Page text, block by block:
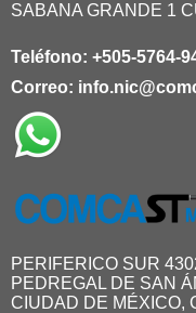
SABANA GRANDE 1
Teléfono: +505-5764-
Correo:
PERIFERICO SUR
PEDREGAL DE SAN
CIUDAD DE MÉXICO,